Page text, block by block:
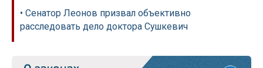
• Сенатор Леонов призвал объективно
расследовать дело доктора Сушкевич